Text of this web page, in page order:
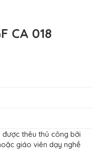
CA 018
được thêu thủ công bởi
giáo viên dạy nghề